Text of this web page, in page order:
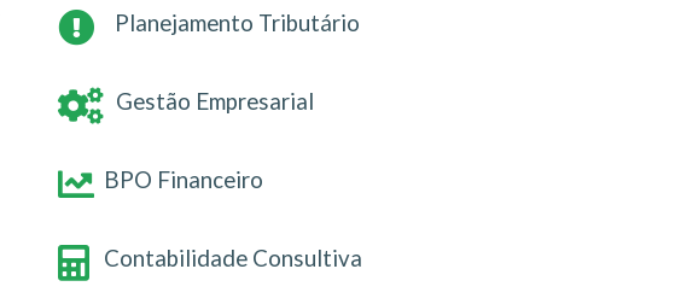
Planejamento Tributário
Gestão Empresarial
BPO Financeiro
Contabilidade Consultiva